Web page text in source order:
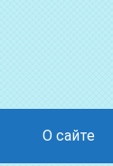
О сайте